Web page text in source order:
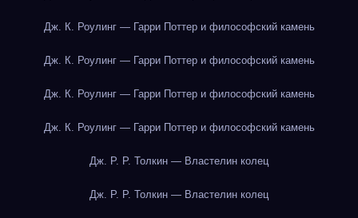
Дж. К. Роулинг — Гарри Поттер и философский камень
Дж. К. Роулинг — Гарри Поттер и философский камень
Дж. К. Роулинг — Гарри Поттер и философский камень
Дж. К. Роулинг — Гарри Поттер и философский камень
Дж. Р. Р. Толкин — Властелин колец
Дж. Р. Р. Толкин — Властелин колец